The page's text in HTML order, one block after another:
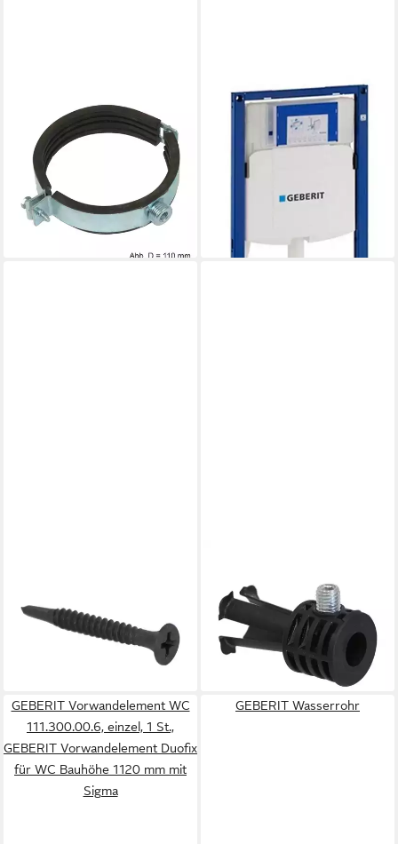
Rohrschelle Geberit Silent-
db20 Rohrschelle DN 56
9,62 €
lieferbar - in 3-4 Werktagen bei dir
GEBERIT
Spülkasten DUOFIX Wand-
WC Element mit Sigma
Spülkasten 12cm, für
Trockenbau, 111-300-00-5
UVP546,20 €
leider ausverkauft
Gr. 200 Stck
Wand-WC, 597203000
14,59 €
lieferbar - in 2-3 Werktagen bei dir
GEBERIT Vorwandelement WC
111.300.00.6, einzel, 1 St.,
GEBERIT Vorwandelement Duofix
für WC Bauhöhe 1120 mm mit
Sigma
GEBERIT Wasserrohr